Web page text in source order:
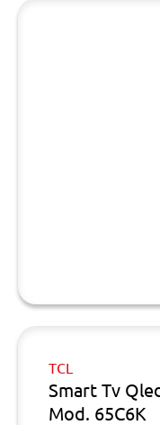
TCL
Smart Tv
Mod. 65C6K